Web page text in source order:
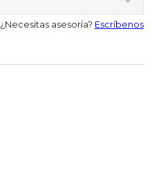
¿Necesitas asesoría? Escríbenos